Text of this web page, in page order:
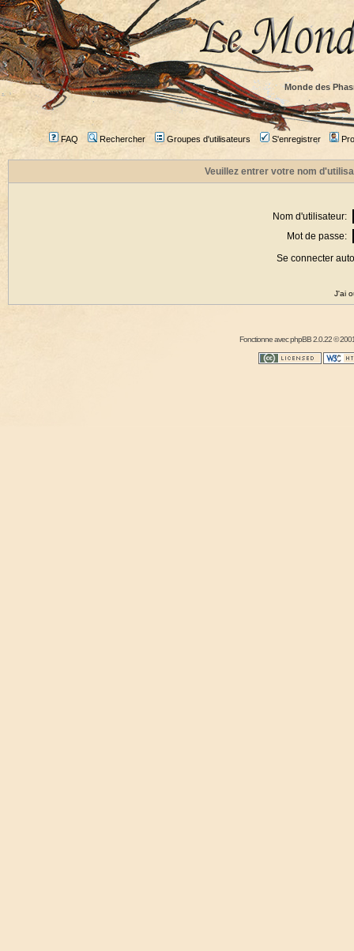
Monde des
FAQ Rechercher Groupes d'utilisateurs S'enregistrer
Veuillez entrer votre nom
Nom d'utilisateur:
Mot de passe:
Se connecter
J'ai
Fonctionne avecphpBB2.0.22 ©